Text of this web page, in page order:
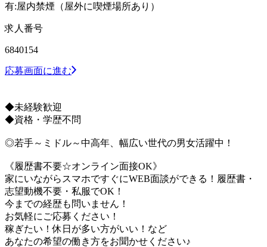
有:屋内禁煙（屋外に喫煙場所あり）
求人番号
6840154
応募画面に進む
◆未経験歓迎
◆資格・学歴不問
◎若手～ミドル～中高年、幅広い世代の男女活躍中！
《履歴書不要☆オンライン面接OK》
家にいながらスマホですぐにWEB面談ができる！履歴書・
志望動機不要・私服でOK！
今までの経歴も問いません！
お気軽にご応募ください！
稼ぎたい！休日が多い方がいい！など
あなたの希望の働き方をお聞かせください♪